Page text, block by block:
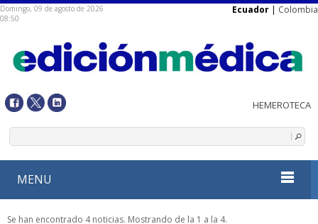
Domingo, 09 de agosto de 2026
08:50
Ecuador | Colombia
MENU
Se han encontrado 4 noticias. Mostrando de la 1 a la 4.